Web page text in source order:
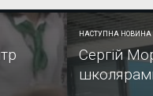
НАСТУПНА НОВИНА
Сергій